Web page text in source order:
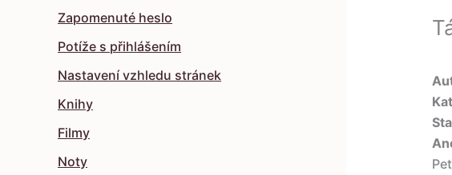
Zapomenuté heslo
Potíže s přihlášením
Nastavení vzhledu stránek
Knihy
Filmy
Noty